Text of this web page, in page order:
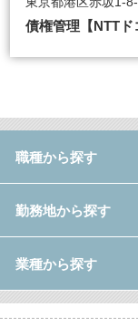
債権管理【NTTド
職種から探す
勤務地から探す
業種から探す